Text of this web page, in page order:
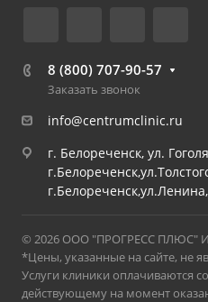
8 (800) 707-90-57
Заказать звонок
info@centrumclinic.ru
г. Белореченск, ул.
© 2026 ООО "ПРОГРЕСС ПЛЮС"
*Цены, указанные на сайте, не
Услуги клиники оплачиваются
действующему на момент